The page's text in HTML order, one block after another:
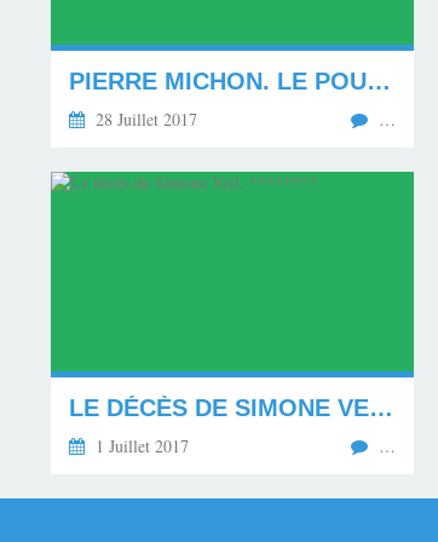
PIERRE MICHON. LE POUVOIR DES MOTS. *********
28 Juillet 2017 …
LE DÉCÈS DE SIMONE VEIL. ********
1 Juillet 2017 …